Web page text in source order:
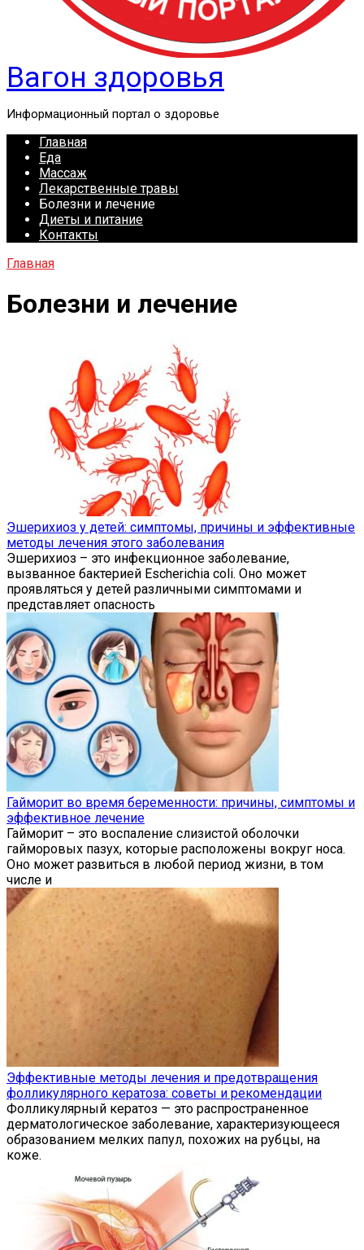
Вагон здоровья
Информационный портал о здоровье
Главная
Еда
Массаж
Лекарственные травы
Болезни и лечение
Диеты и питание
Контакты
Главная
Болезни и лечение
Эшерихиоз у детей: симптомы, причины и эффективные
методы лечения этого заболевания
Эшерихиоз – это инфекционное заболевание,
вызванное бактерией Escherichia coli. Оно может
проявляться у детей различными симптомами и
представляет опасность
Гайморит во время беременности: причины, симптомы и
эффективное лечение
Гайморит – это воспаление слизистой оболочки
гайморовых пазух, которые расположены вокруг носа.
Оно может развиться в любой период жизни, в том
числе и
Эффективные методы лечения и предотвращения
фолликулярного кератоза: советы и рекомендации
Фолликулярный кератоз — это распространенное
дерматологическое заболевание, характеризующееся
образованием мелких папул, похожих на рубцы, на
коже.